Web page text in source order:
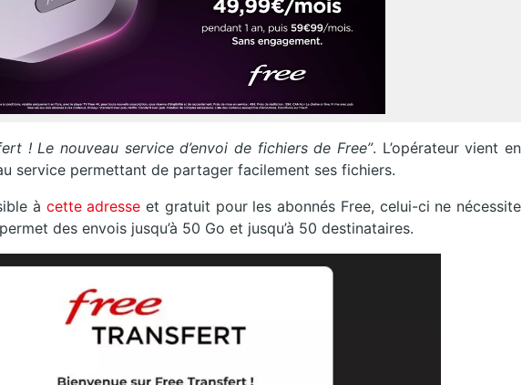
! Le nouveau service d’envoi de fichiers de Free”. L’opérateur vient en
service permettant de partager facilement ses fichiers.
à cette adresse et gratuit pour les abonnés Free, celui-ci ne nécessite
des envois jusqu’à 50 Go et jusqu’à 50 destinataires.